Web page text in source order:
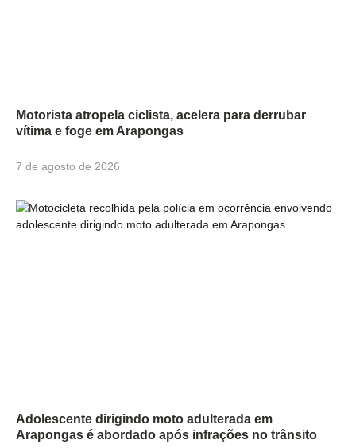
Motorista atropela ciclista, acelera para derrubar
vítima e foge em Arapongas
7 de agosto de 2026
Adolescente dirigindo moto adulterada em
Arapongas é abordado após infrações no trânsito